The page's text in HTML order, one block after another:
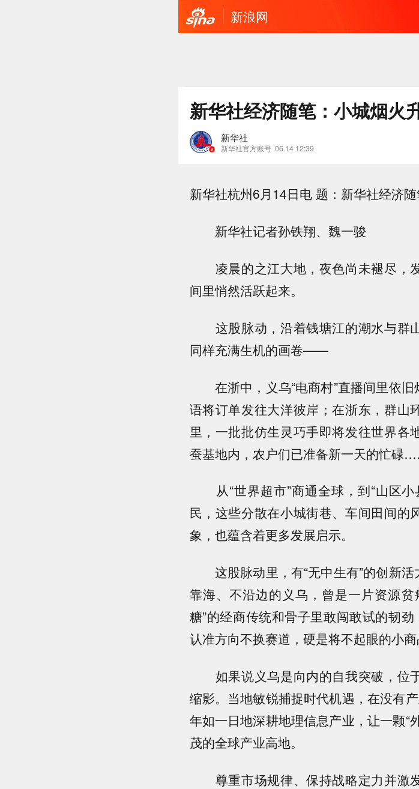
新浪网
新华社经济随笔：小城烟火
新华社
新华社官方账号 06.14 12:39
新华社杭州6月14日电 题：新华社经济
新华社记者孙铁翔、魏一骏
凌晨的之江大地，夜色尚未褪尽，
间里悄然活跃起来。
这股脉动，沿着钱塘江的潮水与群
同样充满生机的画卷——
在浙中，义乌“电商村”直播间里依旧
语将订单发往大洋彼岸；在浙东，群山
里，一批批仿生灵巧手即将发往世界各
蚕基地内，农户们已准备新一天的忙碌
从“世界超市”商通全球，到“山区小
民，这些分散在小城街巷、车间田间的
象，也蕴含着更多发展启示。
这股脉动里，有“无中生有”的创新活
靠海、不沿边的义乌，曾是一片资源
糖”的经商传统和骨子里敢闯敢试的韧劲
认准方向不换赛道，硬是将不起眼的小商
如果说义乌是向内的自我突破，位
缩影。当地敏锐捕捉时代机遇，在没有
年如一日地深耕地理信息产业，让一颗“
茂的全球产业高地。
尊重市场规律、保持战略定力并激